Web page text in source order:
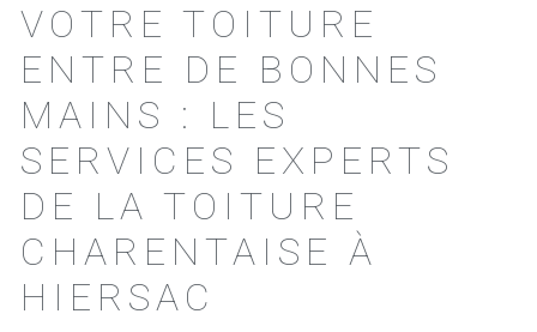
VOTRE TOITURE
ENTRE DE BONNES
MAINS : LES
SERVICES EXPERTS
DE LA TOITURE
CHARENTAISE À
HIERSAC